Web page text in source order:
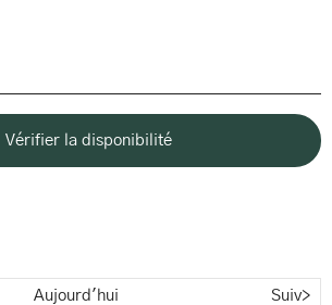
Aujourd'hui Suiv>